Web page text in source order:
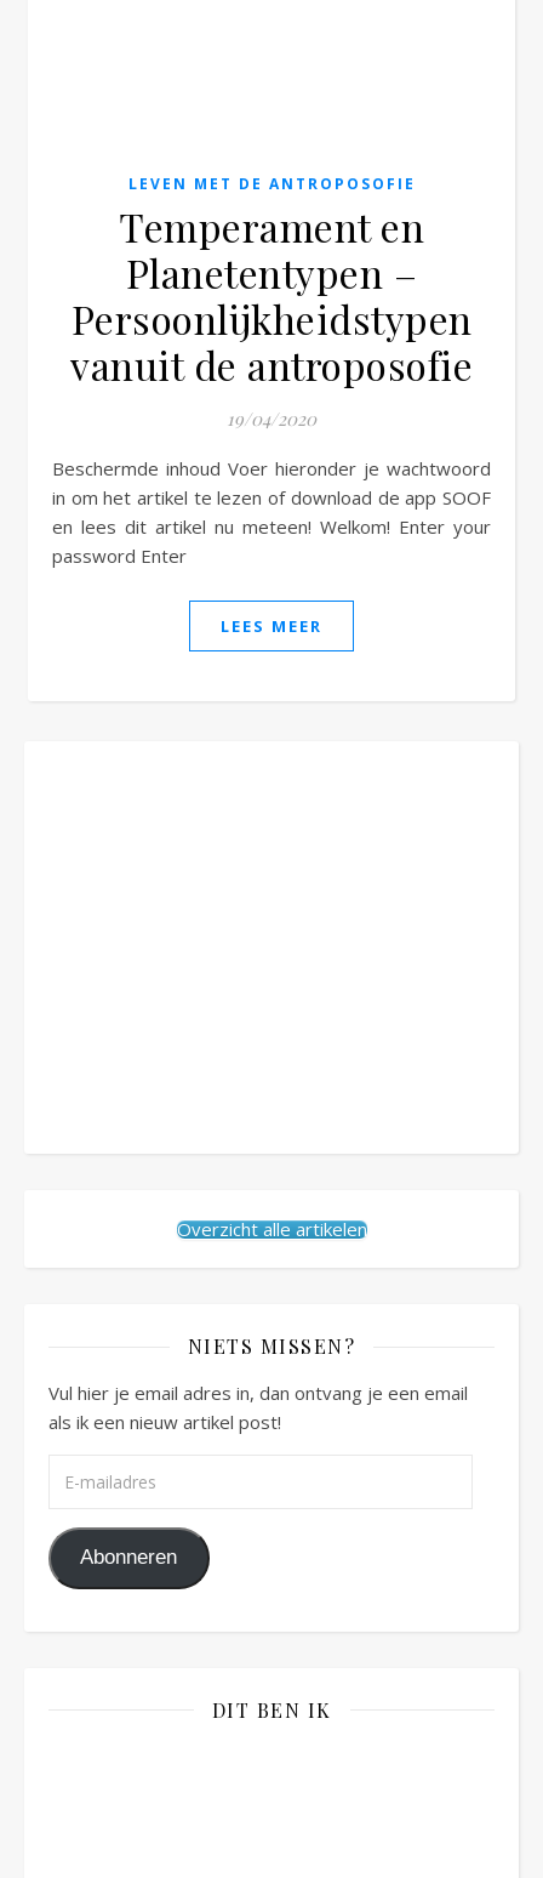
LEVEN MET DE ANTROPOSOFIE
Temperament en
Planetentypen –
Persoonlijkheidstypen
vanuit de antroposofie
19/04/2020
Beschermde inhoud Voer hieronder je wachtwoord
in om het artikel te lezen of download de app SOOF
en lees dit artikel nu meteen! Welkom! Enter your
password Enter
LEES MEER
Overzicht alle artikelen
NIETS MISSEN?
Vul hier je email adres in, dan ontvang je een email
als ik een nieuw artikel post!
Abonneren
DIT BEN IK